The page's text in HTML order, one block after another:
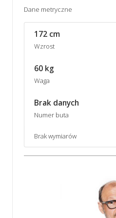
Dane metryczne
172 cm
Wzrost
60 kg
Waga
Brak danych
Numer buta
Brak wymiarów